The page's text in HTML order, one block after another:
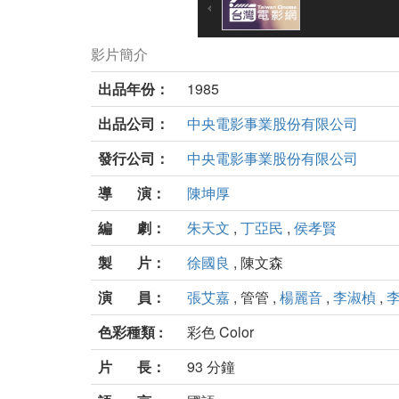
影片簡介
出品年份：
1985
出品公司：
中央電影事業股份有限公司
發行公司：
中央電影事業股份有限公司
導 演：
陳坤厚
編 劇：
朱天文 , 丁亞民 , 侯孝賢
製 片：
徐國良 , 陳文森
演 員：
張艾嘉 , 管管 , 楊麗音 , 李淑楨 ,
色彩種類 :
彩色 Color
片 長：
93 分鐘